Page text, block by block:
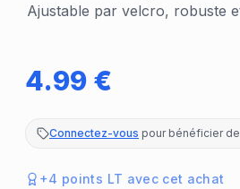
Ajustable par velcro, robuste
4.99 €
Connectez-vous pour bénéficier
+4 points LT avec cet achat